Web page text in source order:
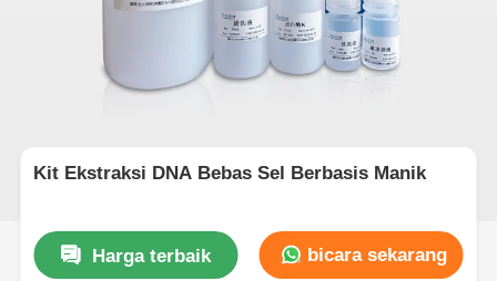
Kit Ekstraksi DNA Bebas Sel Berbasis Manik
Harga terbaik bicara sekarang